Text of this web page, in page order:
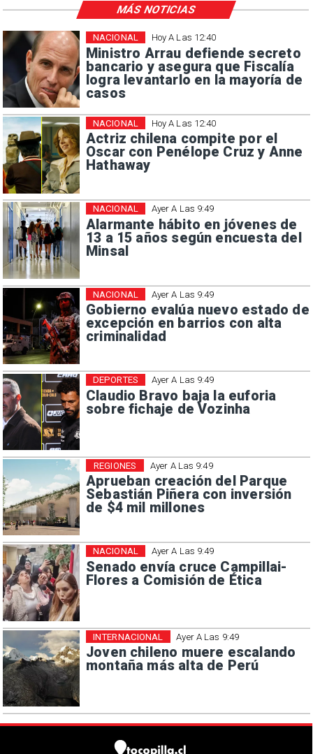
Hoy A Las 12:40
Ministro Arrau defiende secreto
bancario y asegura que Fiscalía
logra levantarlo en la mayoría de
casos
NACIONAL
Hoy A Las 12:40
Actriz chilena compite por el
Oscar con Penélope Cruz y Anne
Hathaway
NACIONAL
Ayer A Las 9:49
Alarmante hábito en jóvenes de
13 a 15 años según encuesta del
Minsal
NACIONAL
Ayer A Las 9:49
Gobierno evalúa nuevo estado de
excepción en barrios con alta
criminalidad
NACIONAL
Ayer A Las 9:49
Claudio Bravo baja la euforia
sobre fichaje de Vozinha
DEPORTES
Ayer A Las 9:49
Aprueban creación del Parque
Sebastián Piñera con inversión
de $4 mil millones
REGIONES
Ayer A Las 9:49
Senado envía cruce Campillai-
Flores a Comisión de Ética
NACIONAL
Ayer A Las 9:49
Joven chileno muere escalando
montaña más alta de Perú
INTERNACIONAL
MÁS NOTICIAS